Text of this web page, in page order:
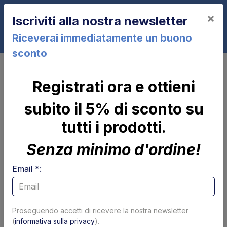
0
Stelo Ø 35 x 560 mm DKD 1000 90-
93 Dhollandia
Iscriviti alla nostra newsletter
Riceverai immediatamente un buono
sconto
×
Registrati ora e ottieni
subito il 5% di sconto su
tutti i prodotti.
Senza minimo d'ordine!
Email *:
Proseguendo accetti di ricevere la nostra newsletter
(informativa sulla privacy).